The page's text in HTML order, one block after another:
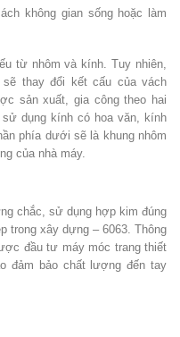
không gian sống hoặc làm
từ nhôm và kính. Tuy nhiên,
thay đổi kết cấu của vách
sản xuất, gia công theo hai
dụng kính có hoa văn, kính
phía dưới sẽ là khung nhôm
của nhà máy.
chắc, sử dụng hợp kim đúng
trong xây dựng – 6063. Thông
đầu tư máy móc trang thiết
đảm bảo chất lượng đến tay